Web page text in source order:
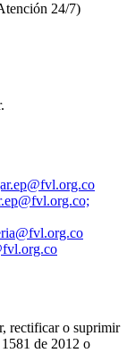
24/7)
rectificar o suprimir
de 2012 o